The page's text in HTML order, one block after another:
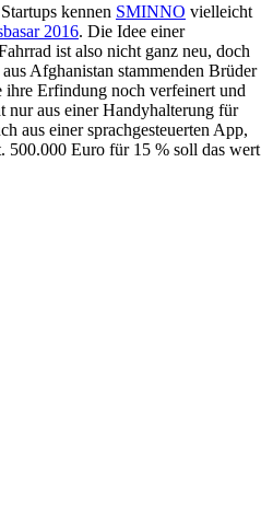
kennen SMINNO vielleicht
2016. Die Idee einer
ist also nicht ganz neu, doch
Afghanistan stammenden Brüder
ihre Erfindung noch verfeinert und
nur aus einer Handyhalterung für
aus einer sprachgesteuerten App,
500.000 Euro für 15 % soll das wert